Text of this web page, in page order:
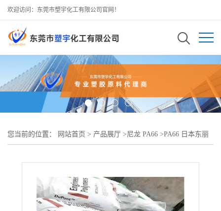
欢迎访问：东莞市塑宇化工有限公司官网！
您当前的位置： 网站首页 > 产品展厅 >尼龙 PA66 >PA66 日本东丽